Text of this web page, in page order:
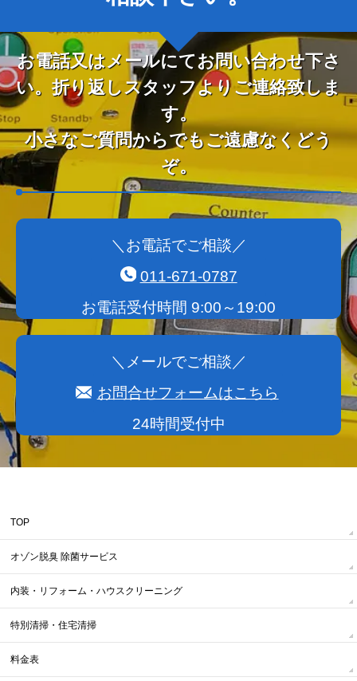
お電話又はメールにてお問い合わせ下さ
い。折り返しスタッフよりご連絡致しま
す。
小さなご質問からでもご遠慮なくどう
ぞ。
＼お電話でご相談／
011-671-0787
お電話受付時間 9:00～19:00
＼メールでご相談／
お問合せフォームはこちら
24時間受付中
TOP
オゾン脱臭 除菌サービス
内装・リフォーム・ハウスクリーニング
特別清掃・住宅清掃
料金表